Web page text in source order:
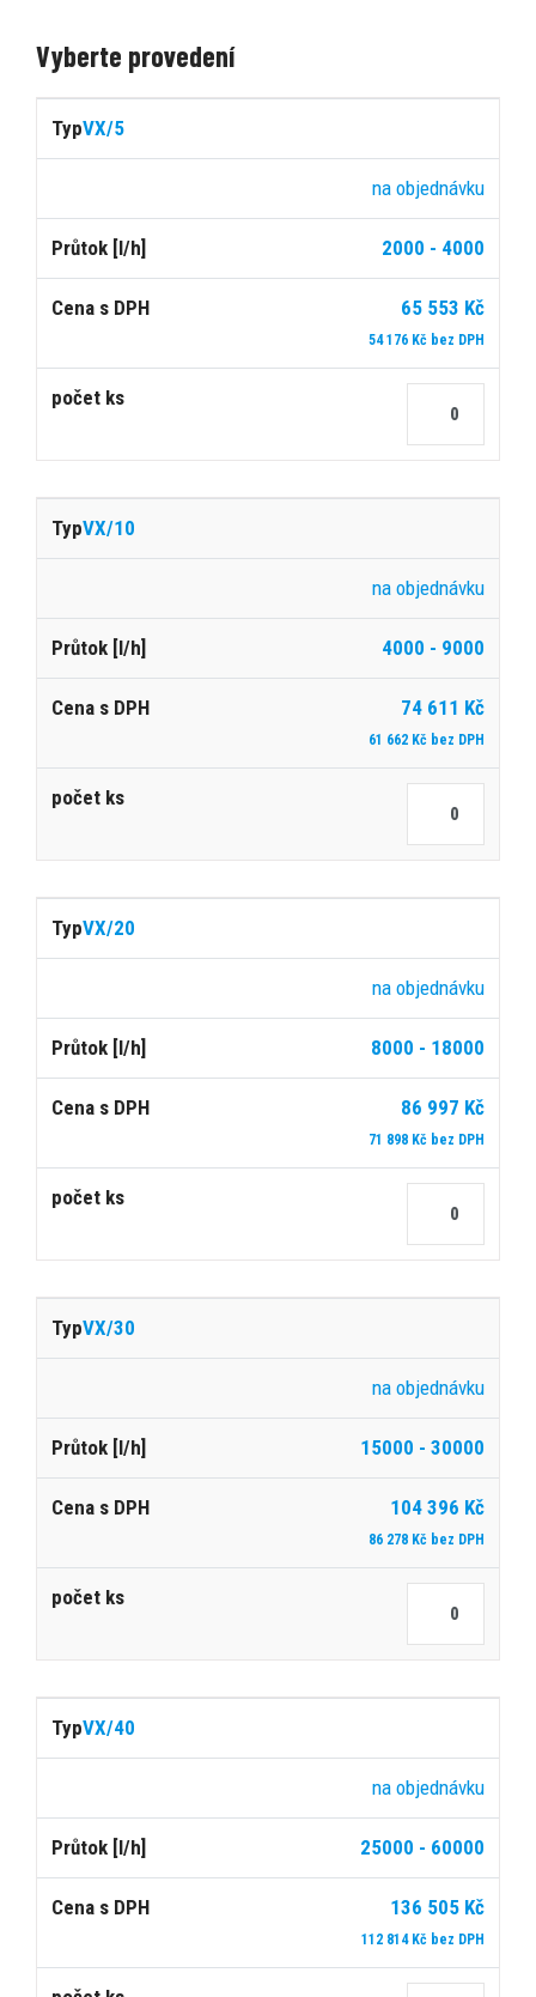
Vyberte provedení
s
Počet
ks
[l/h]
VX/5
na objednávku
2000 - 4000
65 553 Kč
54 176 Kč bez DPH
VX/10
na objednávku
4000 - 9000
74 611 Kč
61 662 Kč bez DPH
VX/20
na objednávku
8000 - 18000
86 997 Kč
71 898 Kč bez DPH
VX/30
na objednávku
15000 - 30000
104 396 Kč
86 278 Kč bez DPH
VX/40
na objednávku
25000 - 60000
136 505 Kč
112 814 Kč bez DPH